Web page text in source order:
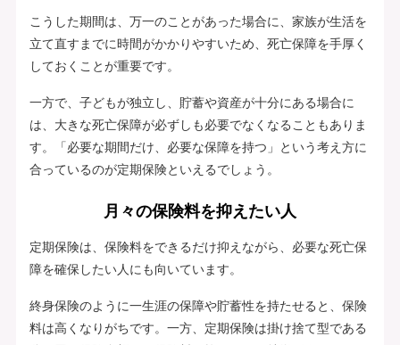
こうした期間は、万一のことがあった場合に、家族が生活を
立て直すまでに時間がかかりやすいため、死亡保障を手厚く
しておくことが重要です。
一方で、子どもが独立し、貯蓄や資産が十分にある場合に
は、大きな死亡保障が必ずしも必要でなくなることもありま
す。「必要な期間だけ、必要な保障を持つ」という考え方に
合っているのが定期保険といえるでしょう。
月々の保険料を抑えたい人
定期保険は、保険料をできるだけ抑えながら、必要な死亡保
障を確保したい人にも向いています。
終身保険のように一生涯の保障や貯蓄性を持たせると、保険
料は高くなりがちです。一方、定期保険は掛け捨て型である